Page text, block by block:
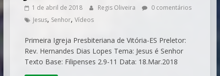
1 de abril de 2018 Regis Oliveira
0 comentários
Jesus, Senhor, Vídeos
Primeira Igreja Presbiteriana de Vitória-ES Preletor:
Rev. Hernandes Dias Lopes Tema: Jesus é Senhor
Texto Base: Filipenses 2.9-11 Data: 18.Mar.2018